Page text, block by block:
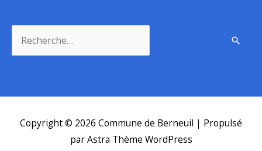
Copyright © 2026 Commune de Berneuil | Propulsé
parAstra Thème WordPress